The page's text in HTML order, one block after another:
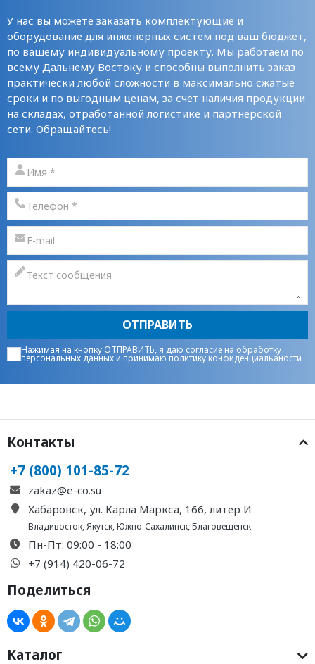
У нас вы можете заказать комплектующие и
оборудование для инженерных систем под ваш бюджет,
по вашему индивидуальному проекту. Мы работаем по
всему Дальнему Востоку и способны выполнить заказ
практически любой сложности в максимально сжатые
сроки и по выгодным ценам, за счет наличия продукции
на складах, отработанной логистике и партнерской
сети. Обращайтесь!
ОТПРАВИТЬ
Нажимая на кнопку ОТПРАВИТЬ, я даю согласие на обработку
персональных данныхи принимаюполитику конфиденциальаности
Контакты
+7 (800) 101-85-72
zakaz@e-co.su
Хабаровск, ул. Карла Маркса, 166, литер И
Владивосток,Якутск,Южно-Сахалинск,Благовещенск
Пн-Пт: 09:00 - 18:00
+7 (914) 420-06-72
Поделиться
Каталог